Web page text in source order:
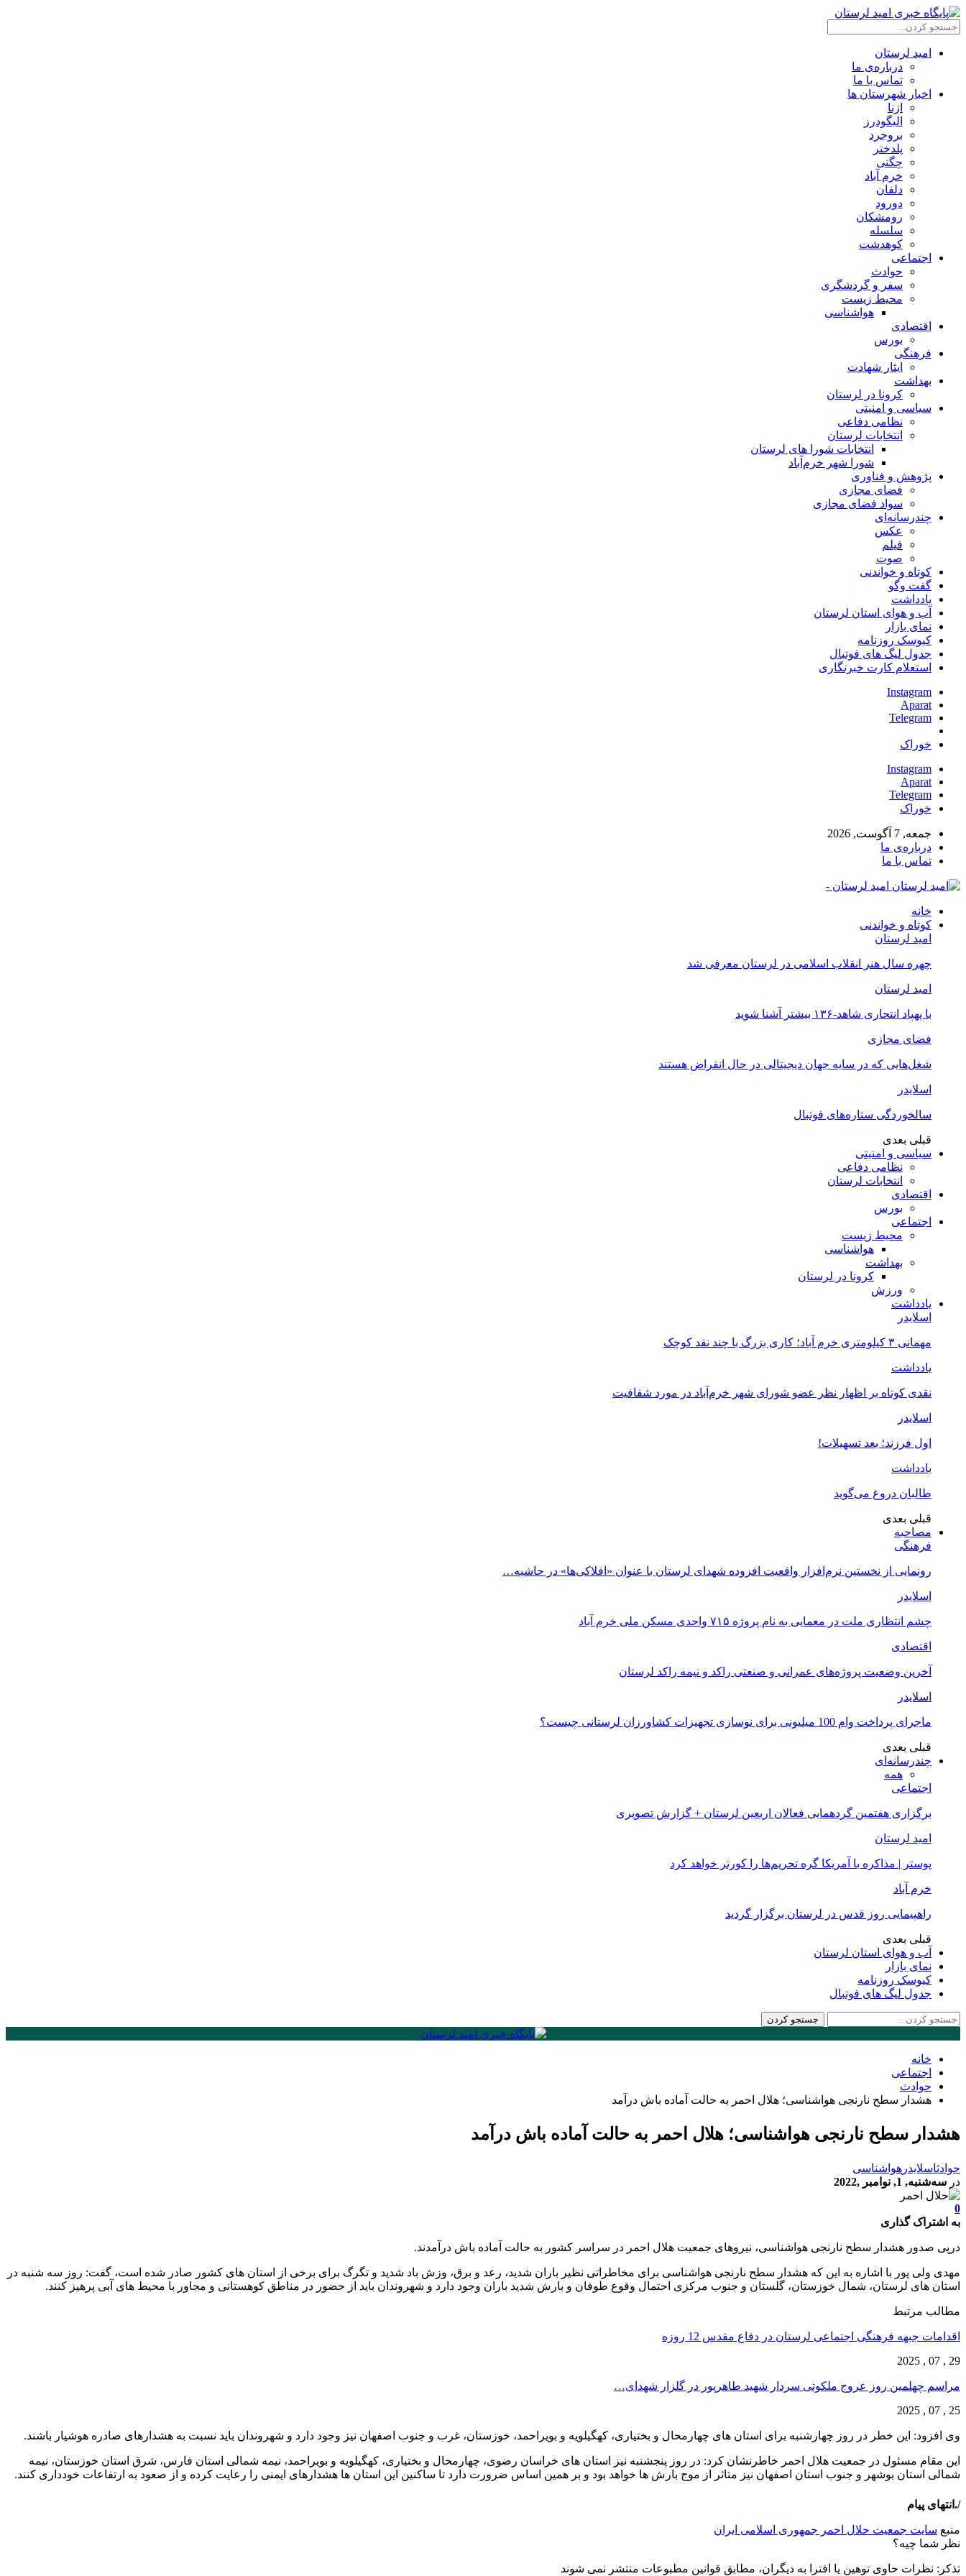
امید لرستان
درباره‌ی ما
تماس با ما
اخبار شهرستان ها
ازنا
الیگودرز
بروجرد
پلدختر
چگنی
خرم آباد
دلفان
دورود
رومشکان
سلسله
کوهدشت
اجتماعی
حوادث
سفر و گردشگری
محیط زیست
هواشناسی
اقتصادی
بورس
فرهنگی
ایثار شهادت
بهداشت
کرونا در لرستان
سیاسی و امنیتی
نظامی دفاعی
انتخابات لرستان
انتخابات شورا های لرستان
شورا شهر خرم‌آباد
پژوهش و فناوری
فضای مجازی
سواد فضای مجازی
چندرسانه‌ای
عكس
فیلم
صوت
کوتاه و خواندنی
گفت وگو
یادداشت
آب و هوای استان لرستان
نمای بازار
کیوسک روزنامه
جدول لیگ های فوتبال
استعلام کارت خبرنگاری
Instagram
Aparat
Telegram
خوراک
Instagram
Aparat
Telegram
خوراک
جمعه, 7 آگوست, 2026
درباره‌ی ما
تماس با ما
امید لرستان -
خانه
کوتاه و خواندنی
امید لرستان
چهره سال هنر انقلاب اسلامی در لرستان معرفی شد
امید لرستان
با پهپاد انتحاری شاهد-۱۳۶ بیشتر آشنا شوید
فضای مجازی
شغل‌‌هایی که در سایه جهان دیجیتالی در حال انقراض هستند
اسلایدر
سالخوردگی ستاره‌های فوتبال
قبلی بعدی
سیاسی و امنیتی
نظامی دفاعی
انتخابات لرستان
اقتصادی
بورس
اجتماعی
محیط زیست
هواشناسی
بهداشت
کرونا در لرستان
ورزش
یادداشت
اسلایدر
مهمانی ۳ کیلومتری خرم آباد؛ کاری بزرگ با چند نقد کوچک
یادداشت
نقدی کوتاه بر اظهار نظر عضو شورای شهر خرم‌آباد در مورد شفافیت
اسلایدر
اول فرزند؛ بعد تسهیلات!
یادداشت
طالبان دروغ می‌گوید
قبلی بعدی
مصاحبه
فرهنگی
رونمایی از نخستین نرم‌افزار واقعیت افزوده شهدای لرستان با عنوان «افلاکی‌ها» در حاشیه…
اسلایدر
چشم انتظاری ملت در معمایی به نام پروژه ۷۱۵ واحدی مسکن ملی خرم آباد
اقتصادی
آخرین وضعیت پروژه‌های عمرانی و صنعتی راکد و نیمه راکد لرستان
اسلایدر
ماجرای پرداخت وام 100 میلیونی برای نوسازی تجهیزات کشاورزان لرستانی چیست؟
قبلی بعدی
چندرسانه‌ای
همه
اجتماعی
برگزاری هفتمین گردهمایی فعالان اربعین لرستان + گزارش تصویری
امید لرستان
پوستر | مذاکره با آمریکا گره تحریم‌ها را کورتر خواهد کرد
خرم آباد
راهپیمایی روز قدس در لرستان برگزار گردید
قبلی بعدی
آب و هوای استان لرستان
نمای بازار
کیوسک روزنامه
جدول لیگ های فوتبال
خانه
اجتماعی
حوادث
هشدار سطح نارنجی هواشناسی؛ هلال احمر به حالت آماده باش درآمد
هشدار سطح نارنجی هواشناسی؛ هلال احمر به حالت آماده باش درآمد
حوادثاسلایدر هواشناسی
در سه‌شنبه, 1, نوامبر ,2022
0
به اشتراک گذاری
درپی صدور هشدار سطح نارنجی هواشناسی، نیروهای جمعیت هلال احمر در سراسر کشور به حالت آماده باش درآمدند.
مهدی ولی پور با اشاره به این که هشدار سطح نارنجی هواشناسی برای مخاطراتی نظیر باران شدید، رعد و برق، وزش باد شدید و تگرگ برای برخی از استان های کشور صادر شده است، گفت: روز سه شنبه در
استان های لرستان، شمال خوزستان، گلستان و جنوب مرکزی احتمال وقوع طوفان و بارش شدید باران وجود دارد و شهروندان باید از حضور در مناطق کوهستانی و مجاور با محیط های آبی پرهیز کنند.
مطالب مرتبط
اقدامات جبهه فرهنگی اجتماعی لرستان در دفاع مقدس 12 روزه
29 , 07 , 2025
مراسم چهلمین روز عروج ملکوتی سردار شهید طاهرپور در گلزار شهدای…
25 , 07 , 2025
وی افزود: این خطر در روز چهارشنبه برای استان های چهارمحال و بختیاری، کهگیلویه و بویراحمد، خوزستان، غرب و جنوب اصفهان نیز وجود دارد و شهروندان باید نسبت به هشدارهای صادره هوشیار باشند.
این مقام مسئول در جمعیت هلال احمر خاطرنشان کرد: در روز پنجشنبه نیز استان های خراسان رضوی، چهارمحال و بختیاری، کهگیلویه و بویراحمد، نیمه شمالی استان فارس، شرق استان خوزستان، نیمه
شمالی استان بوشهر و جنوب استان اصفهان نیز متاثر از موج بارش ها خواهد بود و بر همین اساس ضرورت دارد تا ساکنین این استان ها هشدارهای ایمنی را رعایت کرده و از صعود به ارتفاعات خودداری کنند.
/.انتهای پیام
منبع سایت جمعیت حلال احمر جمهوری اسلامی ایران
نظر شما چیه؟
تذكر: نظرات حاوی توهين يا افترا به ديگران، مطابق قوانين مطبوعات منتشر نمی شوند